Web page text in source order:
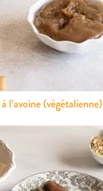
l’avoine (végétalienne)